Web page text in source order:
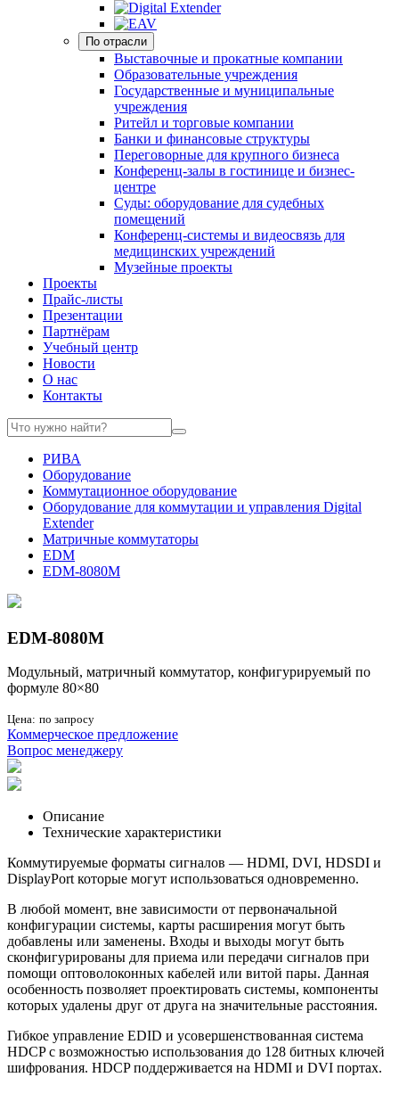
По отрасли
Выставочные и прокатные компании
Образовательные учреждения
Государственные и муниципальные
учреждения
Ритейл и торговые компании
Банки и финансовые структуры
Переговорные для крупного бизнеса
Конференц-залы в гостинице и бизнес-
центре
Суды: оборудование для судебных
помещений
Конференц-системы и видеосвязь для
медицинских учреждений
Музейные проекты
Проекты
Прайс-листы
Презентации
Партнёрам
Учебный центр
Новости
О нас
Контакты
РИВА
Оборудование
Коммутационное оборудование
Оборудование для коммутации и управления Digital
Extender
Матричные коммутаторы
EDM
EDM-8080M
EDM-8080M
Модульный, матричный коммутатор, конфигурируемый по
формуле 80×80
Цена: по запросу
Коммерческое предложение
Вопрос менеджеру
Описание
Технические характеристики
Коммутируемые форматы сигналов — HDMI, DVI, HDSDI и
DisplayPort которые могут использоваться одновременно.
В любой момент, вне зависимости от первоначальной
конфигурации системы, карты расширения могут быть
добавлены или заменены. Входы и выходы могут быть
сконфигурированы для приема или передачи сигналов при
помощи оптоволоконных кабелей или витой пары. Данная
особенность позволяет проектировать системы, компоненты
которых удалены друг от друга на значительные расстояния.
Гибкое управление EDID и усовершенствованная система
HDCP с возможностью использования до 128 битных ключей
шифрования. HDCP поддерживается на HDMI и DVI портах.